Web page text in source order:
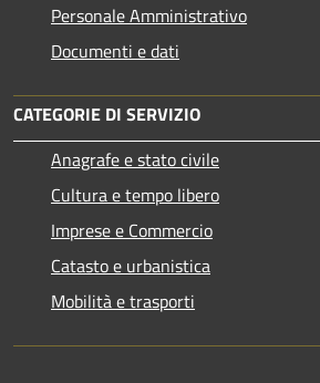
Personale Amministrativo
Documenti e dati
CATEGORIE DI SERVIZIO
Anagrafe e stato civile
Cultura e tempo libero
Imprese e Commercio
Catasto e urbanistica
Mobilità e trasporti